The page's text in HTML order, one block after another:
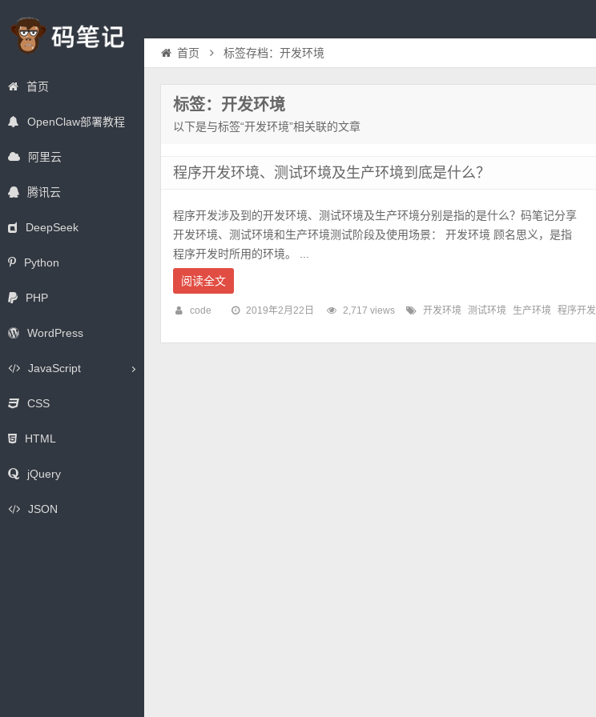
首页
OpenClaw部署教程
阿里云
腾讯云
DeepSeek
Python
PHP
WordPress
JavaScript
CSS
HTML
jQuery
JSON
首页 标签存档：开发环境
标签：开发环境
以下是与标签“开发环境”相关联的文章
程序开发环境、测试环境及生产环境到底是什么？
程序开发涉及到的开发环境、测试环境及生产环境分别是指的是什么？码笔记分享
开发环境、测试环境和生产环境测试阶段及使用场景： 开发环境 顾名思义，是指
程序开发时所用的环境。 ...
阅读全文
code 2019年2月22日 2,717 views 开发环境 测试环境 生产环境 程序开发